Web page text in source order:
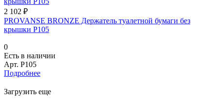
2 102 ₽
PROVANSE BRONZE Держатель туалетной бумаги без
крышки P105
0
Есть в наличии
Арт. P105
Подробнее
Загрузить еще